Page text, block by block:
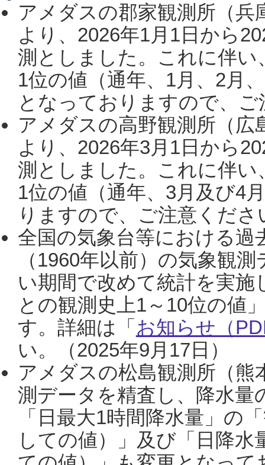
アメダスの郡家観測所（
より、2026年1月1日から
測としました。これに伴い
1位の値（通年、1月、2月
となっておりますので、
アメダスの高野観測所（
より、2026年3月1日から
測としました。これに伴い
1位の値（通年、3月及び4
りますので、ご注意くだ
全国の気象台等における過
（1960年以前）の気象観
い期間で改めて統計を実
との観測史上1～10位の値
す。詳細は「 お知らせ（
い。（2025年9月17日）
アメダスの松島観測所（熊
測データを精査し、降水
「日最大1時間降水量」の
しての値）」及び「日降